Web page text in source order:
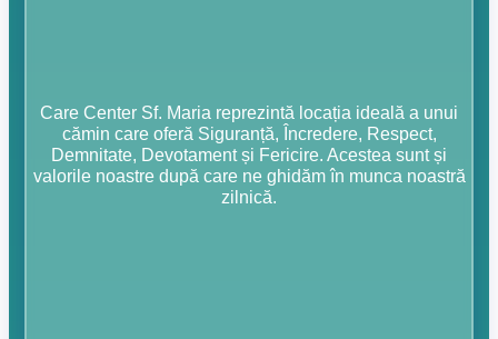
Care Center Sf. Maria reprezintă locația ideală a unui
cămin care oferă Siguranță, Încredere, Respect,
Demnitate, Devotament și Fericire. Acestea sunt și
valorile noastre după care ne ghidăm în munca noastră
zilnică.